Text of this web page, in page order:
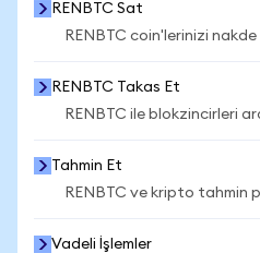
RENBTC Sat
RENBTC coin'lerinizi
RENBTC Takas Et
RENBTC ile blokzincirleri
Tahmin Et
RENBTC ve kripto tahmin
Vadeli İşlemler